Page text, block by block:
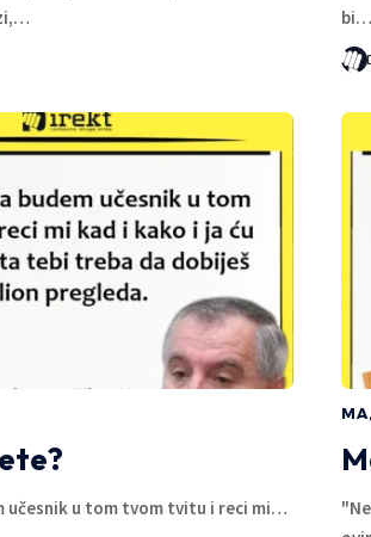
bi…
učesnik u tom tvom tvitu i reci mi…